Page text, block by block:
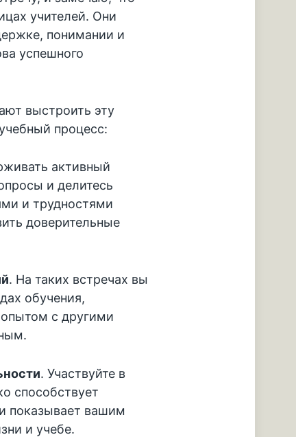
учителей. Они
понимании и
успешного
выстроить эту
процесс:
активный
и делитесь
и трудностями
доверительные
. На таких встречах вы
обучения,
с другими
. Участвуйте в
способствует
показывает вашим
и учебе.